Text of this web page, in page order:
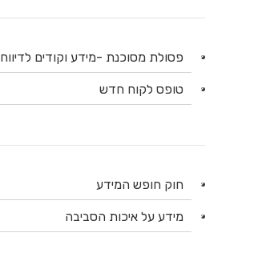
פסולת מסוכנת -מידע וקודים לדיווח
טופס לקוח חדש
חוק חופש המידע
מידע על איכות הסביבה